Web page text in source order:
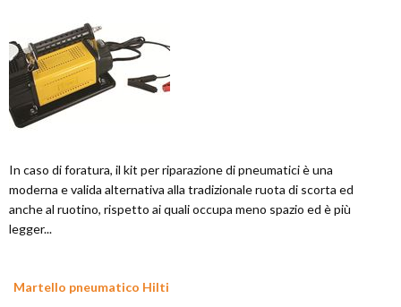
In caso di foratura, il kit per riparazione di pneumatici è una
moderna e valida alternativa alla tradizionale ruota di scorta ed
anche al ruotino, rispetto ai quali occupa meno spazio ed è più
legger...
Martello pneumatico Hilti